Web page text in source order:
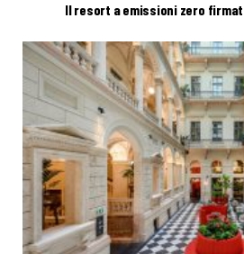
Il resort a emissioni zero